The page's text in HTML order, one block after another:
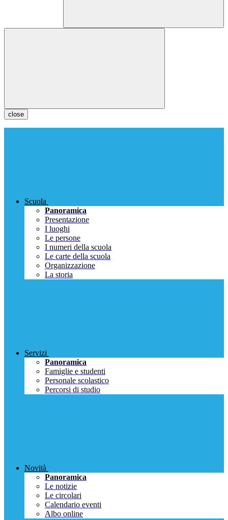
close
Scuola
Panoramica
Presentazione
I luoghi
Le persone
I numeri della scuola
Le carte della scuola
Organizzazione
La storia
Servizi
Panoramica
Famiglie e studenti
Personale scolastico
Percorsi di studio
Novità
Panoramica
Le notizie
Le circolari
Calendario eventi
Albo online